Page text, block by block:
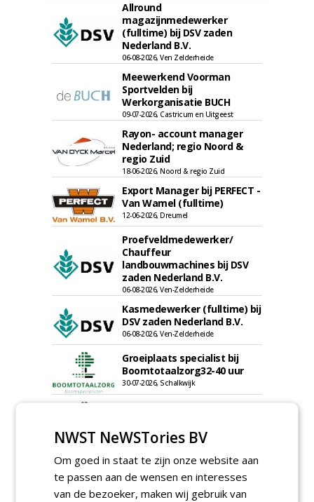
Allround
magazijnmedewerker
(fulltime) bij DSV zaden
Nederland B.V.
06-08-2026, Ven Zelderheide
Meewerkend Voorman
Sportvelden bij
Werkorganisatie BUCH
09-07-2026, Castricum en Uitgeest
Rayon- account manager
Nederland; regio Noord &
regio Zuid
18-06-2026, Noord & regio Zuid
Export Manager bij PERFECT -
Van Wamel (fulltime)
12-06-2026, Dreumel
Proefveldmedewerker/
Chauffeur
landbouwmachines bij DSV
zaden Nederland B.V.
06-08-2026, Ven-Zelderheide
Kasmedewerker (fulltime) bij
DSV zaden Nederland B.V.
06-08-2026, Ven-Zelderheide
Groeiplaats specialist bij
Boomtotaalzorg32-40 uur
30-07-2026, Schalkwijk
30-07-2026, Schalkwijk
meer Groene Banen
NWST NeWSTories BV
Om goed in staat te zijn onze website aan
te passen aan de wensen en interesses
van de bezoeker, maken wij gebruik van